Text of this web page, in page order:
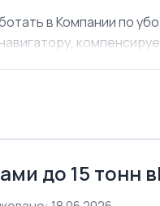
в Компании по
до 15 тонн